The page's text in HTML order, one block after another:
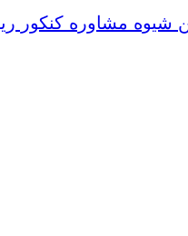
شیوه مشاوره کنکور